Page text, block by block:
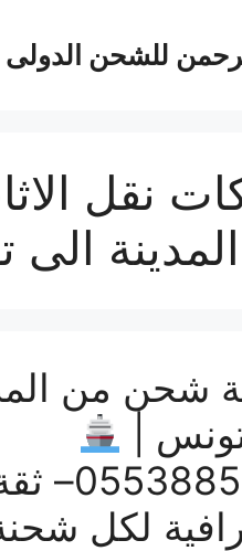
للشحن الدولى
نقل
شحن من
|
0553885449–
لكل